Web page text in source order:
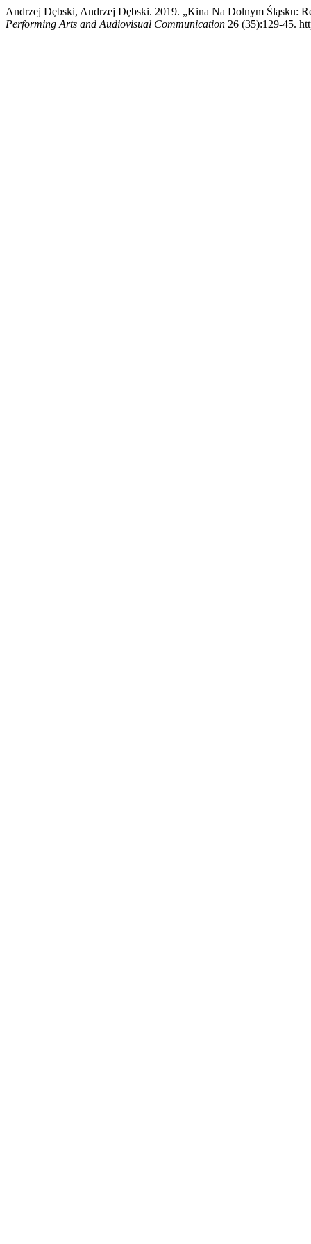
Andrzej Dębski, Andrzej Dębski. 2019. „Kina Na Dolnym Śląsku:
Performing Arts and Audiovisual Communication 26 (35):129-45.